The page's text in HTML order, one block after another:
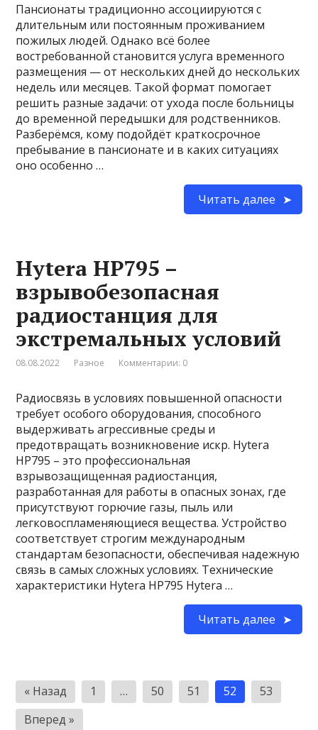
Пансионаты традиционно ассоциируются с
длительным или постоянным проживанием
пожилых людей. Однако всё более
востребованной становится услуга временного
размещения — от нескольких дней до нескольких
недель или месяцев. Такой формат помогает
решить разные задачи: от ухода после больницы
до временной передышки для родственников.
Разберёмся, кому подойдёт краткосрочное
пребывание в пансионате и в каких ситуациях
оно особенно …
Читать далее
Hytera HP795 –
взрывобезопасная
радиостанция для
экстремальных условий
08.08.2022 Разное Комментарии: 0
Радиосвязь в условиях повышенной опасности
требует особого оборудования, способного
выдерживать агрессивные среды и
предотвращать возникновение искр. Hytera
HP795 – это профессиональная
взрывозащищенная радиостанция,
разработанная для работы в опасных зонах, где
присутствуют горючие газы, пыль или
легковоспламеняющиеся вещества. Устройство
соответствует строгим международным
стандартам безопасности, обеспечивая надежную
связь в самых сложных условиях. Технические
характеристики Hytera HP795 Hytera …
Читать далее
Пагинация
записей
« Назад 1 … 50 51 52
53
Вперед »